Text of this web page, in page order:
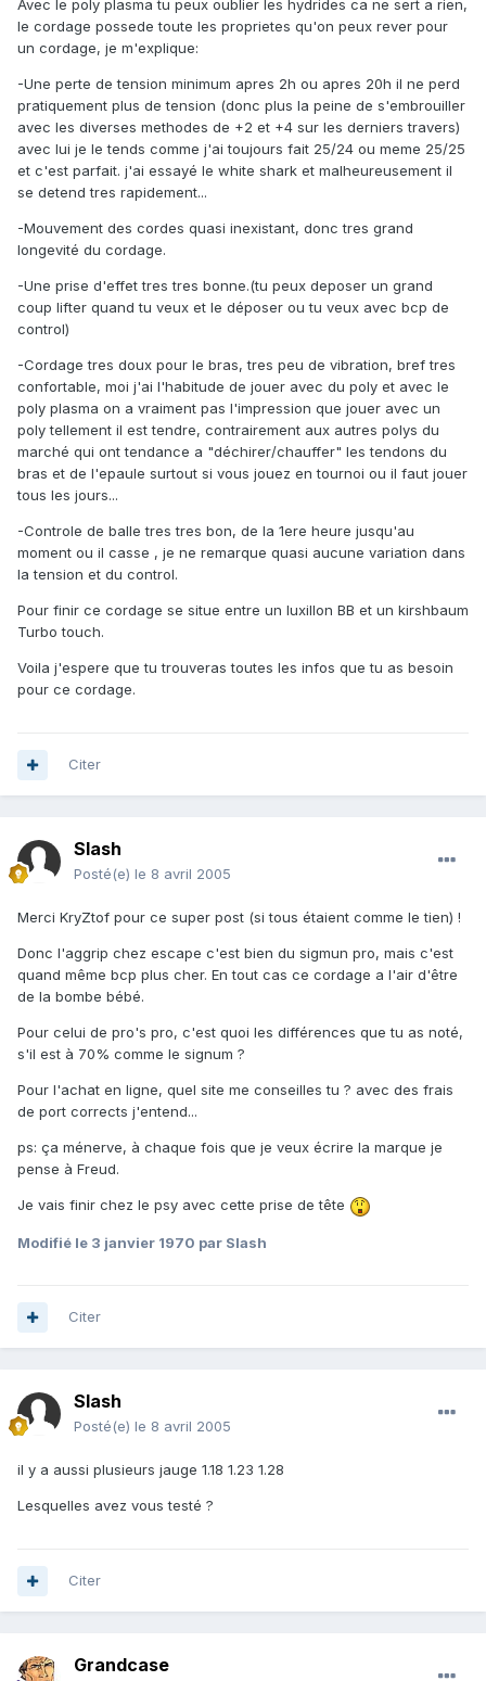
Avec le poly plasma tu peux oublier les hydrides ca ne sert a rien,
le cordage possede toute les proprietes qu'on peux rever pour
un cordage, je m'explique:
-Une perte de tension minimum apres 2h ou apres 20h il ne perd
pratiquement plus de tension (donc plus la peine de s'embrouiller
avec les diverses methodes de +2 et +4 sur les derniers travers)
avec lui je le tends comme j'ai toujours fait 25/24 ou meme 25/25
et c'est parfait. j'ai essayé le white shark et malheureusement il
se detend tres rapidement...
-Mouvement des cordes quasi inexistant, donc tres grand
longevité du cordage.
-Une prise d'effet tres tres bonne.(tu peux deposer un grand
coup lifter quand tu veux et le déposer ou tu veux avec bcp de
control)
-Cordage tres doux pour le bras, tres peu de vibration, bref tres
confortable, moi j'ai l'habitude de jouer avec du poly et avec le
poly plasma on a vraiment pas l'impression que jouer avec un
poly tellement il est tendre, contrairement aux autres polys du
marché qui ont tendance a "déchirer/chauffer" les tendons du
bras et de l'epaule surtout si vous jouez en tournoi ou il faut jouer
tous les jours...
-Controle de balle tres tres bon, de la 1ere heure jusqu'au
moment ou il casse , je ne remarque quasi aucune variation dans
la tension et du control.
Pour finir ce cordage se situe entre un luxillon BB et un kirshbaum
Turbo touch.
Voila j'espere que tu trouveras toutes les infos que tu as besoin
pour ce cordage.
Citer
Slash
Posté(e) le 8 avril 2005
Merci KryZtof pour ce super post (si tous étaient comme le tien) !
Donc l'aggrip chez escape c'est bien du sigmun pro, mais c'est
quand même bcp plus cher. En tout cas ce cordage a l'air d'être
de la bombe bébé.
Pour celui de pro's pro, c'est quoi les différences que tu as noté,
s'il est à 70% comme le signum ?
Pour l'achat en ligne, quel site me conseilles tu ? avec des frais
de port corrects j'entend...
ps: ça ménerve, à chaque fois que je veux écrire la marque je
pense à Freud.
Je vais finir chez le psy avec cette prise de tête
Modifié le 3 janvier 1970 par Slash
Citer
Slash
Posté(e) le 8 avril 2005
il y a aussi plusieurs jauge 1.18 1.23 1.28
Lesquelles avez vous testé ?
Citer
Grandcase